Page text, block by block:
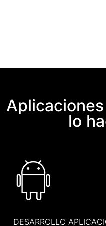
lo
DESARROLLO